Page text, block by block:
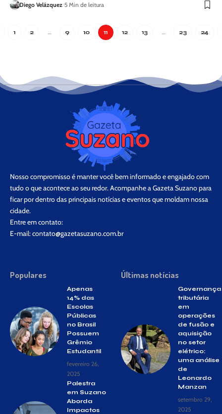
Diego Velázquez 5 Min de leitura
1 2 … 9 10 11 12 13 … 23 24
Nosso compromisso é manter você bem informado e engajado com
tudo o que acontece ao seu redor. Acompanhe a Gazeta Suzano para
ficar por dentro das principais notícias e eventos que moldam nossa
cidade.
Entre em contato:
E-mail:contato@gazetasuzano.com.br
Populares
Apenas
14% das
Escolas
Públicas
no Brasil
Possuem
Grêmio
Estudantil
fevereiro 26,
2025
Palestra
em Suzano
Aborda
Impactos
Últimas notícias
Governança
tributária
em
operações
de fusão e
aquisição
no setor
elétrico:
uma análise
de
Leonardo
Manzan
setembro 29,
2025